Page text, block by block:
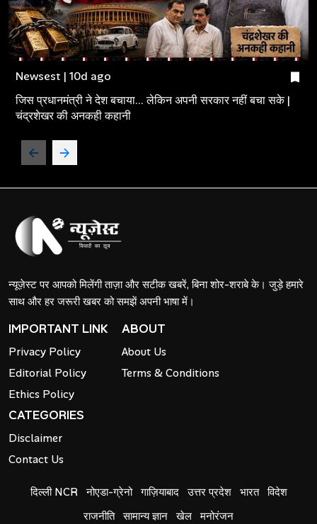
Newsest | 10d ago
जिस प्रधानमंत्री ने देश बचाया... लेकिन अपनी सरकार नहीं बचा सके |
चंद्रशेखर की अनकही कहानी
न्यूज़ेस्ट पर आपको मिलेंगी ताज़ा और सटीक खबरें, बिना शोर-शराबे के। जुड़े हमारे
साथ और हर जरूरी खबर को समझें अपनी भाषा में।
IMPORTANT LINK
Privacy Policy
Editorial Policy
Ethics Policy
ABOUT
About Us
Terms & Conditions
CATEGORIES
Disclaimer
Contact Us
दिल्ली NCR नोएडा-ग्रेनो गाज़ियाबाद उत्तर प्रदेश भारत विदेश
राजनीति सामान्य ज्ञान खेल मनोरंजन